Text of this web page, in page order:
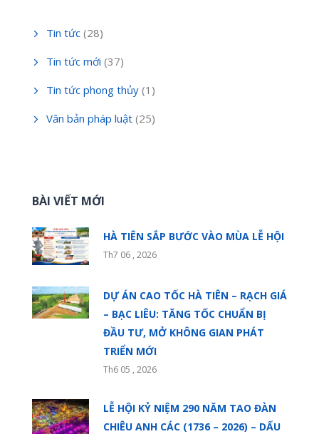
Tin tức (28)
Tin tức mới (37)
Tin tức phong thủy (1)
Văn bản pháp luật (25)
BÀI VIẾT MỚI
HÀ TIÊN SẮP BƯỚC VÀO MÙA LỄ HỘI
Th7 06 , 2026
DỰ ÁN CAO TỐC HÀ TIÊN – RẠCH GIÁ
– BẠC LIÊU: TĂNG TỐC CHUẨN BỊ
ĐẦU TƯ, MỞ KHÔNG GIAN PHÁT
TRIỂN MỚI
Th6 05 , 2026
LỄ HỘI KỶ NIỆM 290 NĂM TAO ĐÀN
CHIÊU ANH CÁC (1736 – 2026) – DẤU